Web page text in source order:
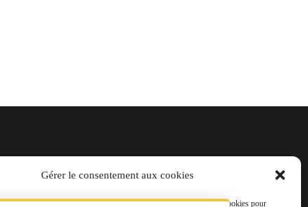
Gérer le consentement aux cookies
expériences, nous utilisons des technologies telles que les cookies pour